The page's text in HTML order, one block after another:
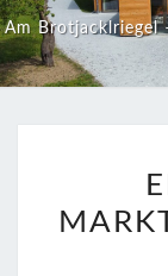
Am Brotjacklriegel